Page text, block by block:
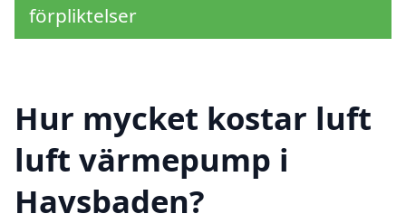
förpliktelser
Hur mycket kostar luft
luft värmepump i
Havsbaden?